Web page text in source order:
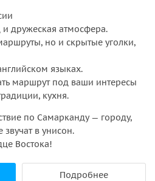
дружеская атмосфера.
но и скрытые уголки,
языках.
маршрут под ваши интересы
кухня.
по Самарканду — городу,
в унисон.
Востока!
Подробнее